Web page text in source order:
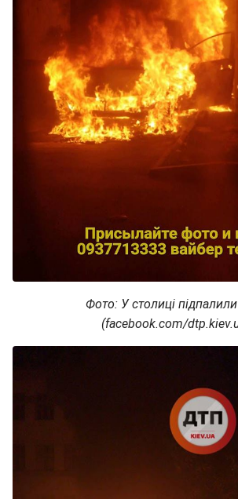
Фото: У столиці
(facebook.com/